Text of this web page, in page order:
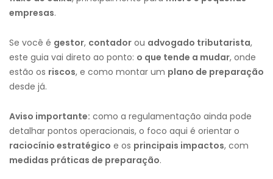
empresas.
Se você é gestor, contador ou advogado tributarista,
este guia vai direto ao ponto: o que tende a mudar, onde
estão os riscos, e como montar um plano de preparação
desde já.
Aviso importante: como a regulamentação ainda pode
detalhar pontos operacionais, o foco aqui é orientar o
raciocínio estratégico e os principais impactos, com
medidas práticas de preparação.